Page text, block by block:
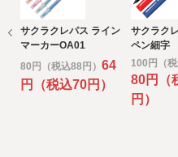
上で、本サービスを利用す
e) 個人情報の取扱いの委託に
取得した個人情報の取扱
とがあります。
その場合には、当社におい
サクラクレパス ライン
マーカーOA01
80円（税込88円） 64
円（税込70円）
サクラク
ペン細字
100円（税
80円（
円）